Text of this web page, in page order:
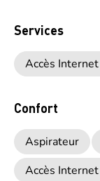
Services
Accès
Confort
Aspirateur
Accès